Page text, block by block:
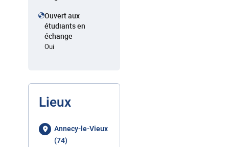
Ouvert aux
étudiants en
échange
Oui
Lieux
Annecy-le-Vieux
(74)